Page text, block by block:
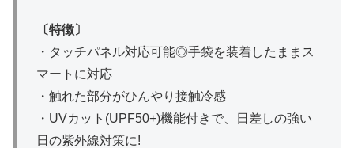
〔特徴〕
・タッチパネル対応可能◎手袋を装着したままス
マートに対応
・触れた部分がひんやり接触冷感
・UVカット(UPF50+)機能付きで、日差しの強い
日の紫外線対策に!